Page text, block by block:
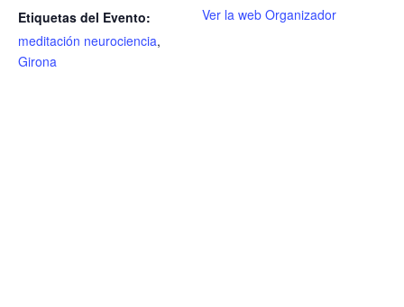
Etiquetas del Evento:
meditación neurociencia,
Girona
Ver la web Organizador